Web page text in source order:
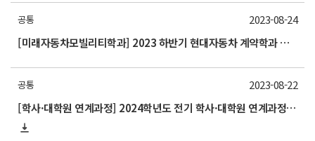
공통
[미래자동차모빌리티학과] 2023 하반기 현대자동차 계약학과 모집 - 서울대 석사과정
2023-08-24
공통
[학사·대학원 연계과정] 2024학년도 전기 학사·대학원 연계과정 선발 모집 안내 (9/7 까지)
2023-08-22